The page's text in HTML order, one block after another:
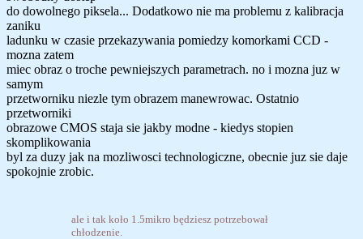
do dowolnego piksela... Dodatkowo nie ma problemu z kalibracja
zaniku
ladunku w czasie przekazywania pomiedzy komorkami CCD -
mozna zatem
miec obraz o troche pewniejszych parametrach. no i mozna juz w
samym
przetworniku niezle tym obrazem manewrowac. Ostatnio
przetworniki
obrazowe CMOS staja sie jakby modne - kiedys stopien
skomplikowania
byl za duzy jak na mozliwosci technologiczne, obecnie juz sie daje
spokojnie zrobic.
ale i tak koło 1.5mikro będziesz potrzebował
chłodzenie.